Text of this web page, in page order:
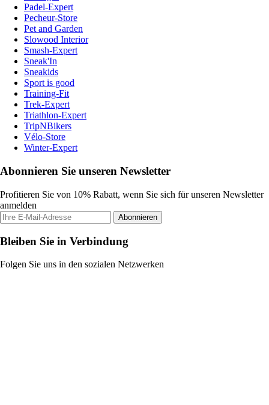
Padel-Expert
Pecheur-Store
Pet and Garden
Slowood Interior
Smash-Expert
Sneak'In
Sneakids
Sport is good
Training-Fit
Trek-Expert
Triathlon-Expert
TripNBikers
Vélo-Store
Winter-Expert
Abonnieren Sie unseren Newsletter
Profitieren Sie von 10% Rabatt, wenn Sie sich für unseren Newsletter
anmelden
Abonnieren
Bleiben Sie in Verbindung
Folgen Sie uns in den sozialen Netzwerken